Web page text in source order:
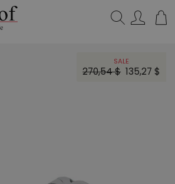
SALE
270,54 $ 135,27 $